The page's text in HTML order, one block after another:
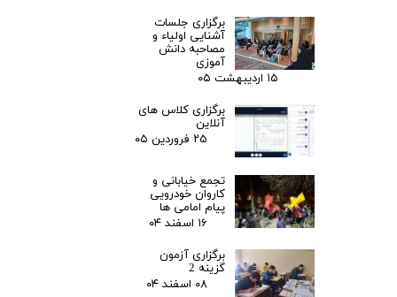
برگزاری جلسات
آشنایی اولیاء و
مصاحبه دانش
آموزی
۱۵ اردیبهشت ۰۵
برگزاری کلاس های
آنلاین
۲۵ فروردین ۰۵
تجمع خیابانی و
کاروان خودرویی
پیام امامی ها
۱۶ اسفند ۰۴
برگزاری آزمون
گزینه 2
۰۸ اسفند ۰۴